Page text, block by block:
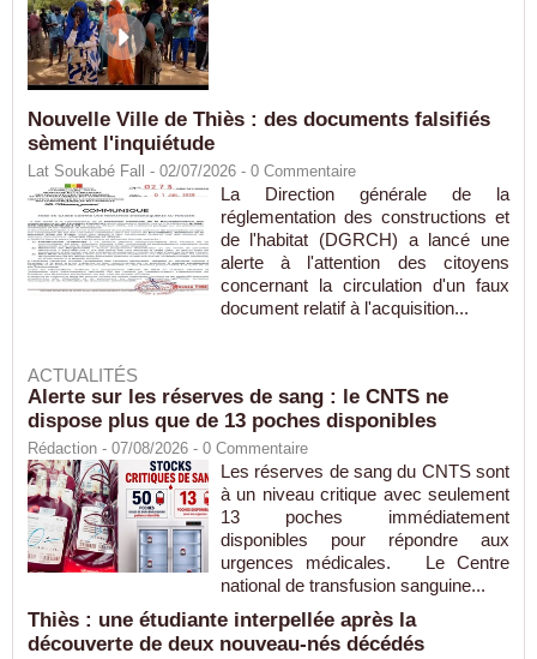
Nouvelle Ville de Thiès : des documents falsifiés
sèment l'inquiétude
Lat Soukabé Fall - 02/07/2026 - 0 Commentaire
La Direction générale de la
réglementation des constructions et
de l'habitat (DGRCH) a lancé une
alerte à l'attention des citoyens
concernant la circulation d'un faux
document relatif à l'acquisition...
ACTUALITÉS
Alerte sur les réserves de sang : le CNTS ne
dispose plus que de 13 poches disponibles
Rédaction - 07/08/2026 - 0 Commentaire
Les réserves de sang du CNTS sont
à un niveau critique avec seulement
13 poches immédiatement
disponibles pour répondre aux
urgences médicales. Le Centre
national de transfusion sanguine...
Thiès : une étudiante interpellée après la
découverte de deux nouveau-nés décédés